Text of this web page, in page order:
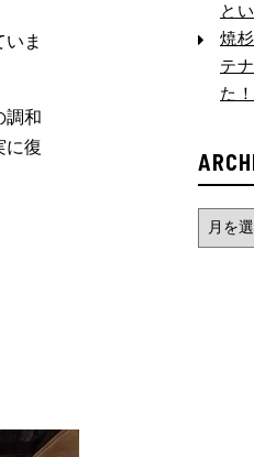
ま
調和
に復
と
焼
テ
た！